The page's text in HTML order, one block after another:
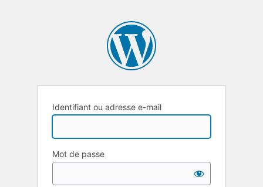
Identifiant ou adresse e-mail
Mot de passe